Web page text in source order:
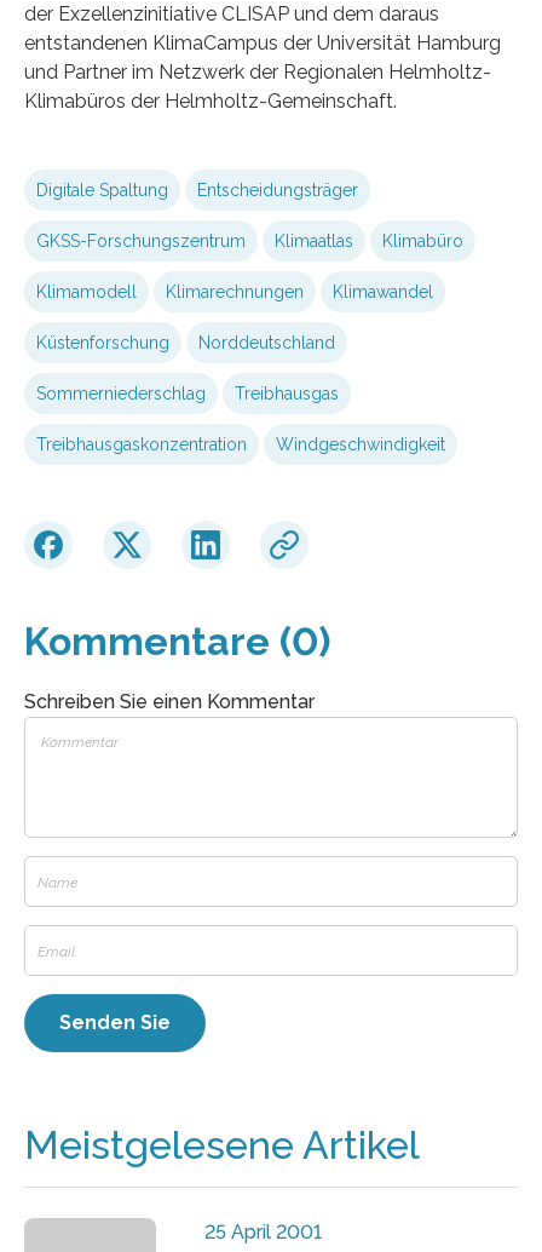
der Exzellenzinitiative CLISAP und dem daraus
entstandenen KlimaCampus der Universität Hamburg
und Partner im Netzwerk der Regionalen Helmholtz-
Klimabüros der Helmholtz-Gemeinschaft.
Digitale Spaltung Entscheidungsträger
GKSS-Forschungszentrum Klimaatlas Klimabüro
Klimamodell Klimarechnungen Klimawandel
Küstenforschung Norddeutschland
Sommerniederschlag Treibhausgas
Treibhausgaskonzentration Windgeschwindigkeit
Kommentare (0)
Schreiben Sie einen Kommentar
Meistgelesene Artikel
25 April 2001